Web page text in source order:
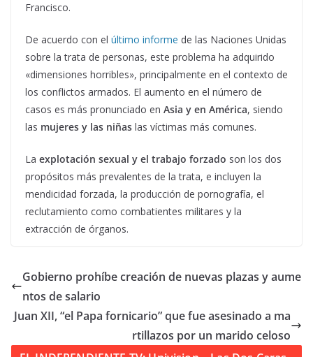
Francisco.
De acuerdo con el último informe de las Naciones Unidas
sobre la trata de personas, este problema ha adquirido
«dimensiones horribles», principalmente en el contexto de
los conflictos armados. El aumento en el número de
casos es más pronunciado en Asia y en América, siendo
las mujeres y las niñas las víctimas más comunes.
La explotación sexual y el trabajo forzado son los dos
propósitos más prevalentes de la trata, e incluyen la
mendicidad forzada, la producción de pornografía, el
reclutamiento como combatientes militares y la
extracción de órganos.
Gobierno prohíbe creación de nuevas plazas y aume
ntos de salario
Juan XII, “el Papa fornicario” que fue asesinado a ma
rtillazos por un marido celoso